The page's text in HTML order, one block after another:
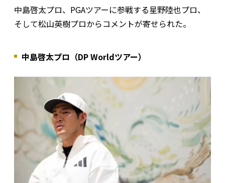
中島啓太プロ、PGAツアーに参戦する星野陸也プロ、
そして松山英樹プロからコメントが寄せられた。
中島啓太プロ（DP Worldツアー）